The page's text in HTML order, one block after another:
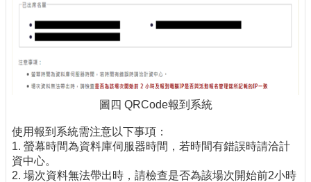
圖四 QRCode報到系統
使用報到系統需注意以下事項：
1. 螢幕時間為資料庫伺服器時間，若時間有錯誤時請洽計
資中心。
2. 場次資料無法帶出時，請檢查是否為該場次開始前2小時